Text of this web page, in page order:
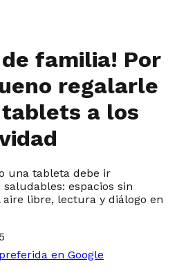
de familia! Por
regalarle
a los
una tableta debe ir
espacios sin
libre, lectura y diálogo en
en Google